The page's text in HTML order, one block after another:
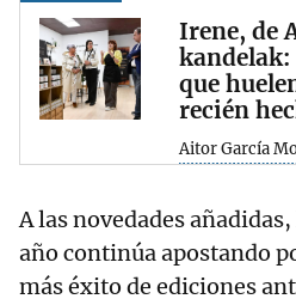
Irene, de
kandelak:
que
recién
Aitor García
A las novedades
año continúa apostando
más éxito de ediciones